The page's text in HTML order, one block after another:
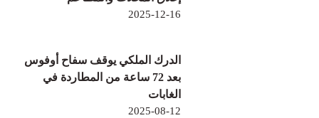
2025-12-16
الدرك الملكي يوقف سفاح أوفوس
بعد 72 ساعة من المطاردة في
الغابات
2025-08-12